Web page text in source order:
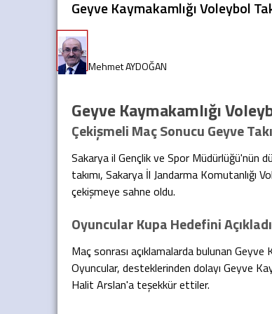
Geyve Kaymakamlığı Voleybol
Geyve Kaymakamlığı
Çekişmeli Maç Sonucu Geyve
Sakarya il Gençlik ve Spor Müdürlüğü'nün
takımı, Sakarya İl Jandarma Komutanlığı
çekişmeye sahne oldu.
Oyuncular Kupa Hedefini Açıkladı
Maç sonrası açıklamalarda bulunan
Oyuncular, desteklerinden dolayı Geyve
Halit Arslan'a teşekkür ettiler.